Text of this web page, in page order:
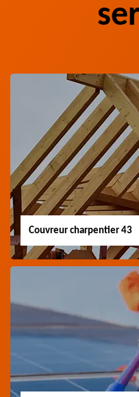
Couvreur charpentier 43
Couvreur
charpentier 43
Artisan couvreur
charpentier 43 Haute-